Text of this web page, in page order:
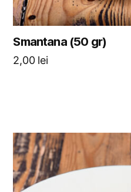
Smantana (50 gr)
2,00 lei